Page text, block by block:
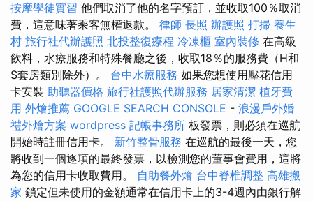
按摩學徒實習 他們取消了他的名字預訂，並收取100％取消
費，這意味著乘客無權退款。 律師 長照 辦護照 打掃 養生
村 旅行社代辦護照 北投整復療程 冷凍櫃 室內裝修 在高級
飲料，水療服務和特殊餐廳之後，收取18％的服務費（H和
S套房類別除外）。 台中水療服務 如果您想使用壓花信用
卡安裝 助聽器價格 旅行社護照代辦服務 居家清潔 植牙費
用 外燴推薦 GOOGLE SEARCH CONSOLE - 浪漫戶外婚
禮外燴方案 wordpress 記帳事務所 板發票，則必須在巡航
開始時註冊信用卡。 新竹整骨服務 在巡航的最後一天，您
將收到一個逐項的最終發票，以檢測您的董事會費用，這將
為您的信用卡收取費用。 自助餐外燴 台中脊椎調整 高雄搬
家 鎖定但未使用的金額通常在信用卡上的3-4週內由銀行解